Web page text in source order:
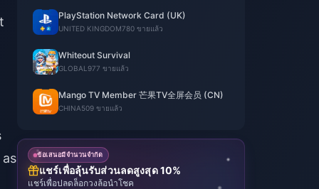
PlayStation Network Card (UK)
UNITED KINGDOM780 ขายแล้ว
Whiteout Survival
GLOBAL 977 ขายแล้ว
Mango TV Member 芒果TV全屏会员 (CN)
CHINA509 ขายแล้ว
ข้อเสนอมีจำนวนจำกัด
แชร์เพื่อลุ้นรับส่วนลดสูงสุด 10%
แชร์เพื่อปลดล็อกวงล้อนำโชค